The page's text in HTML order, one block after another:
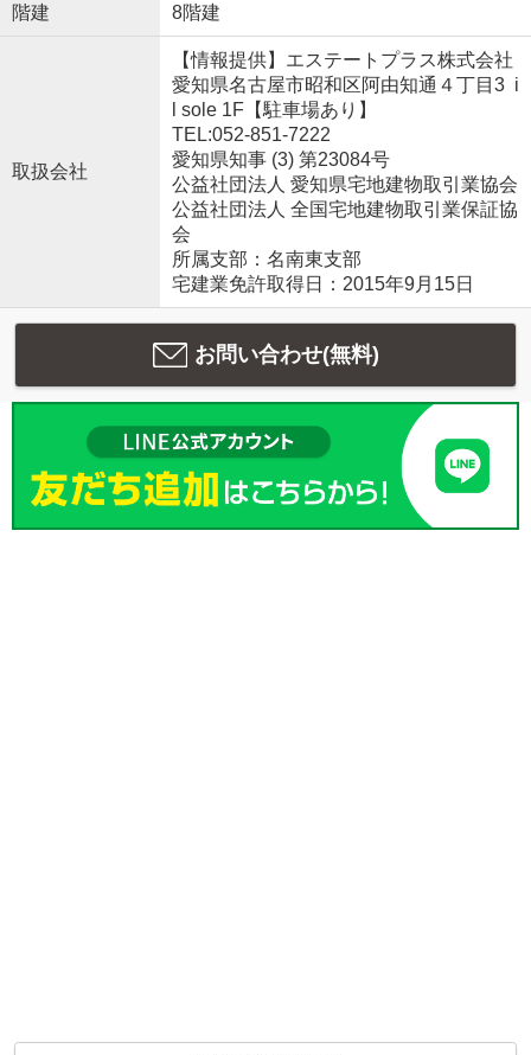
階建 8階建
取扱会社
【情報提供】エステートプラス株式会社
愛知県名古屋市昭和区阿由知通４丁目3 i
l sole 1F【駐車場あり】
TEL:052-851-7222
愛知県知事 (3) 第23084号
公益社団法人 愛知県宅地建物取引業協会
公益社団法人 全国宅地建物取引業保証協
会
所属支部：名南東支部
宅建業免許取得日：2015年9月15日
お問い合わせ(無料)